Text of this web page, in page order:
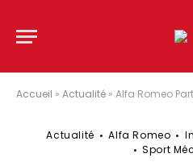
Accueil » Actualité » Alfa Romeo Partenaire du Rallye de
Actualité Alfa Romeo
Sport